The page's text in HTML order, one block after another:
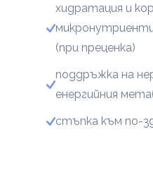
хидратация и
(при преценка)
поддръжка на
енергийния
стъпка към по-